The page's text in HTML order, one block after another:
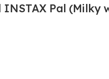
Pal (Milky